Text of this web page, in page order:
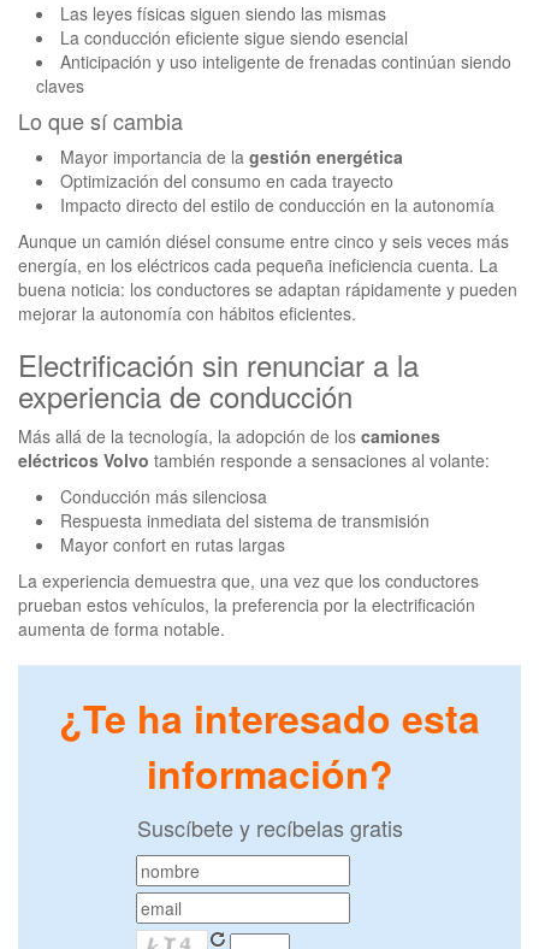
Las leyes físicas siguen siendo las mismas
La conducción eficiente sigue siendo esencial
Anticipación y uso inteligente de frenadas continúan siendo
claves
Lo que sí cambia
Mayor importancia de la gestión energética
Optimización del consumo en cada trayecto
Impacto directo del estilo de conducción en la autonomía
Aunque un camión diésel consume entre cinco y seis veces más
energía, en los eléctricos cada pequeña ineficiencia cuenta. La
buena noticia: los conductores se adaptan rápidamente y pueden
mejorar la autonomía con hábitos eficientes.
Electrificación sin renunciar a la
experiencia de conducción
Más allá de la tecnología, la adopción de los camiones
eléctricos Volvo también responde a sensaciones al volante:
Conducción más silenciosa
Respuesta inmediata del sistema de transmisión
Mayor confort en rutas largas
La experiencia demuestra que, una vez que los conductores
prueban estos vehículos, la preferencia por la electrificación
aumenta de forma notable.
¿Te ha interesado esta
información?
Suscíbete y recíbelas gratis